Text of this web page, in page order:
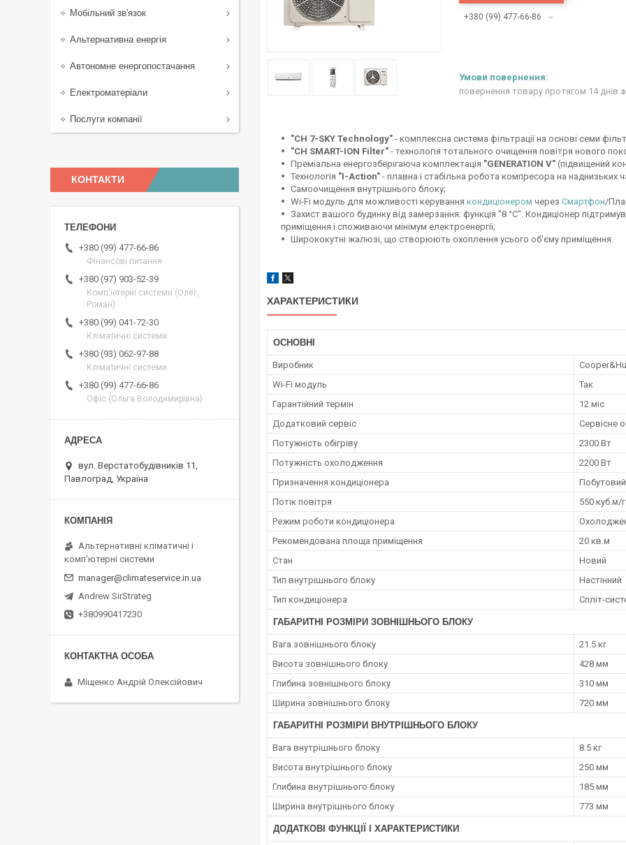
+380 (99) 477-66-86
повернення товару протягом 14 днів
"CH 7-SKY Technology" - комплексна система фільтрації на основі семи
"CH SMART-ION Filter" - технологія тотального очищення повітря нового
Преміальна енергозберігаюча комплектація "GENERATION V" (підвищений
Технологія "I-Action" - плавна і стабільна робота компресора на наднизьких
Самоочищення внутрішнього блоку;
Wi-Fi модуль для можливості керування кондиціонером через Смартфон/
Захист вашого будинку від замерзання: функція "8 °C". Кондиціонер
приміщення і споживаючи мінімум електроенергії;
Ширококутні жалюзі, що створюють охоплення усього об'єму приміщення.
ХАРАКТЕРИСТИКИ
ОСНОВНІ
Виробник
Wi-Fi модуль
Так
Гарантійний термін
12 міс
Додатковий сервіс
Сервісне
Потужність обігріву
2300 Вт
Потужність охолодження
2200 Вт
Призначення кондиціонера
Побутовий
Потік повітря
550 куб.м/
Режим роботи кондиціонера
Рекомендована площа приміщення
20 кв.м
Стан
Новий
Тип внутрішнього блоку
Настінний
Тип кондиціонера
Спліт-
ГАБАРИТНІ РОЗМІРИ ЗОВНІШНЬОГО БЛОКУ
Вага зовнішнього блоку
21.5 кг
Висота зовнішнього блоку
428 мм
Глибина зовнішнього блоку
310 мм
Ширина зовнішнього блоку
720 мм
ГАБАРИТНІ РОЗМІРИ ВНУТРІШНЬОГО БЛОКУ
Вага внутрішнього блоку
8.5 кг
Висота внутрішнього блоку
250 мм
Глибина внутрішнього блоку
185 мм
Ширина внутрішнього блоку
773 мм
ДОДАТКОВІ ФУНКЦІЇ І ХАРАКТЕРИСТИКИ
Мобільний зв'язок
Альтернативна енергія
Автономне енергопостачання
Електроматеріали
Послуги компанії
КОНТАКТИ
+380 (99) 477-66-86
Фінансові питання
+380 (97) 903-52-39
Комп'ютерні системи (Олег,
Роман)
+380 (99) 041-72-30
Кліматичні системи
+380 (93) 062-97-88
Кліматичні системи
+380 (99) 477-66-86
Офіс (Ольга Володимирівна)
вул. Верстатобудівників 11,
Павлоград, Україна
Альтернативні кліматичні і
комп'ютерні системи
manager@climateservice.in.ua
Andrew SirStrateg
+380990417230
Міщенко Андрій Олексійович